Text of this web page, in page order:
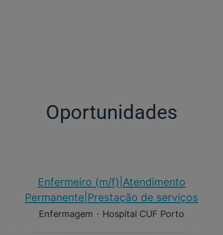
Oportunidades
Enfermeiro (m/f)​|Atendimento
Permanente|Prestação de serviços
Enfermagem · Hospital CUF Porto